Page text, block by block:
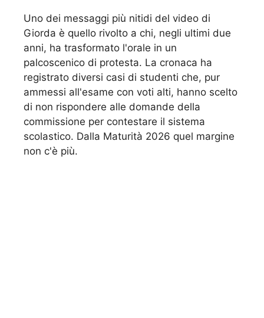
Uno dei messaggi più nitidi del video di
Giorda è quello rivolto a chi, negli ultimi due
anni, ha trasformato l'orale in un
palcoscenico di protesta. La cronaca ha
registrato diversi casi di studenti che, pur
ammessi all'esame con voti alti, hanno scelto
di non rispondere alle domande della
commissione per contestare il sistema
scolastico. Dalla Maturità 2026 quel margine
non c'è più.